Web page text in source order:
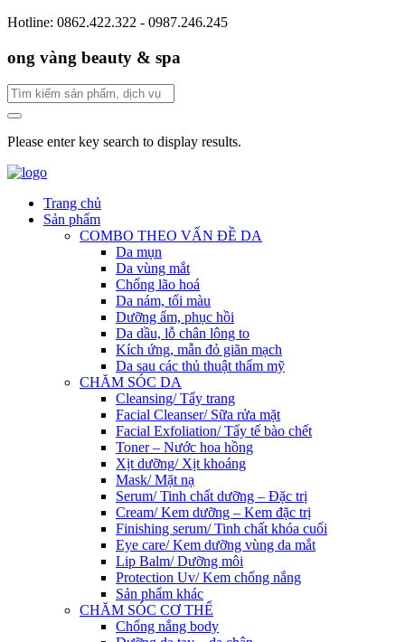
Hotline: 0862.422.322 - 0987.246.245
ong vàng beauty & spa
Please enter key search to display results.
Trang chủ
Sản phẩm
COMBO THEO VẤN ĐỀ DA
Da mụn
Da vùng mắt
Chống lão hoá
Da nám, tối màu
Dưỡng ẩm, phục hồi
Da dầu, lỗ chân lông to
Kích ứng, mẫn đỏ giãn mạch
Da sau các thủ thuật thẩm mỹ
CHĂM SÓC DA
Cleansing/ Tẩy trang
Facial Cleanser/ Sữa rửa mặt
Facial Exfoliation/ Tẩy tế bào chết
Toner – Nước hoa hồng
Xịt dưỡng/ Xịt khoáng
Mask/ Mặt nạ
Serum/ Tinh chất dưỡng – Đặc trị
Cream/ Kem dưỡng – Kem đặc trị
Finishing serum/ Tinh chất khóa cuối
Eye care/ Kem dưỡng vùng da mắt
Lip Balm/ Dưỡng môi
Protection Uv/ Kem chống nắng
Sản phẩm khác
CHĂM SÓC CƠ THỂ
Chống nắng body